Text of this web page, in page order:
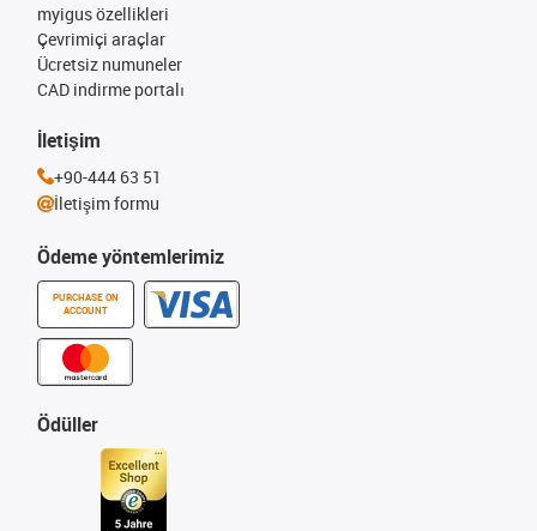
Ödeme yöntemlerimiz
PURCHASE ON
ACCOUNT
myigus özellikleri
Çevrimiçi araçlar
Ücretsiz numuneler
CAD indirme portalı
Ödüller
İletişim
+90-444 63 51
İletişim formu